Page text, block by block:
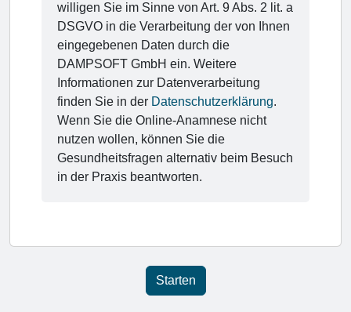
willigen Sie im Sinne von Art. 9 Abs. 2 lit. a
DSGVO in die Verarbeitung der von Ihnen
eingegebenen Daten durch die
DAMPSOFT GmbH ein. Weitere
Informationen zur Datenverarbeitung
finden Sie in der Datenschutzerklärung.
Wenn Sie die Online-Anamnese nicht
nutzen wollen, können Sie die
Gesundheitsfragen alternativ beim Besuch
in der Praxis beantworten.
Starten